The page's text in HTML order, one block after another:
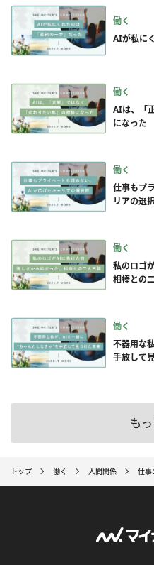
働く
AIが私に
働く
AIは、「
になった
働く
仕事もプ
リアの選
働く
私のロゴ
相棒との
働く
不器用な
手放して
も
トップ 働く 人間関係 仕事